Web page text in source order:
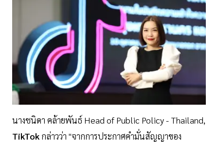
นางชนิดา คล้ายพันธ์ Head of Public Policy - Thailand,
TikTok กล่าวว่า "จากการประกาศคำมั่นสัญญาของ